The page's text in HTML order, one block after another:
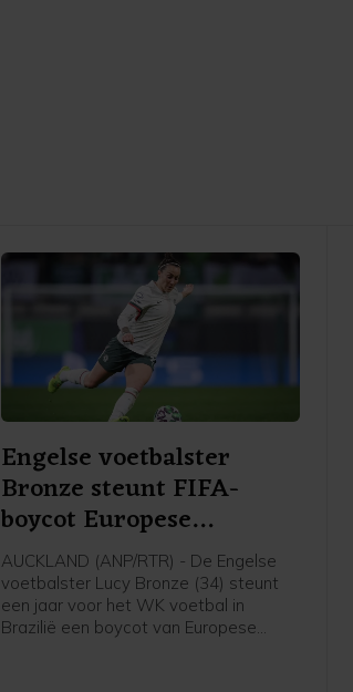
Engelse voetbalster
Bronze steunt FIFA-
boycot Europese
speelsters
AUCKLAND (ANP/RTR) - De Engelse
voetbalster Lucy Bronze (34) steunt
een jaar voor het WK voetbal in
Brazilië een boycot van Europese